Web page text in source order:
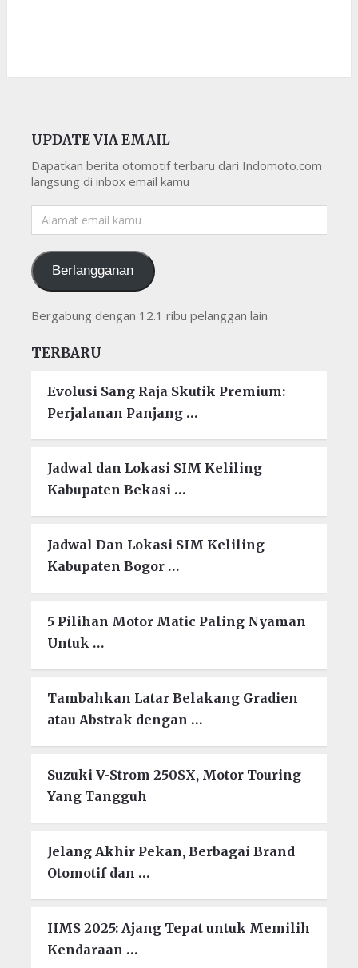
UPDATE VIA EMAIL
Dapatkan berita otomotif terbaru dari Indomoto.com
langsung di inbox email kamu
Alamat
email
Berlangganan
Bergabung dengan 12.1 ribu pelanggan lain
TERBARU
Evolusi Sang Raja Skutik Premium:
Perjalanan Panjang …
Jadwal dan Lokasi SIM Keliling
Kabupaten Bekasi …
Jadwal Dan Lokasi SIM Keliling
Kabupaten Bogor …
5 Pilihan Motor Matic Paling Nyaman
Untuk …
Tambahkan Latar Belakang Gradien
atau Abstrak dengan …
Suzuki V-Strom 250SX, Motor Touring
Yang Tangguh
Jelang Akhir Pekan, Berbagai Brand
Otomotif dan …
IIMS 2025: Ajang Tepat untuk Memilih
Kendaraan …